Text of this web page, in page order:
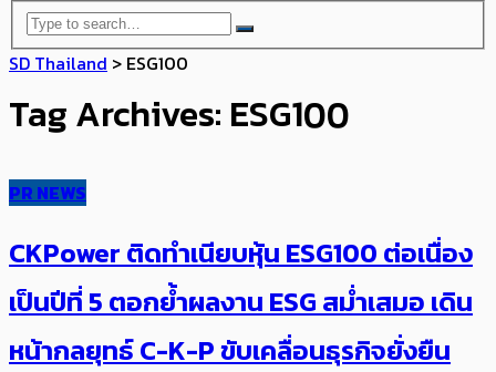
SD Thailand > ESG100
Tag Archives: ESG100
PR NEWS
CKPower ติดทำเนียบหุ้น ESG100 ต่อเนื่อง
เป็นปีที่ 5 ตอกย้ำผลงาน ESG สม่ำเสมอ เดิน
หน้ากลยุทธ์ C-K-P ขับเคลื่อนธุรกิจยั่งยืน